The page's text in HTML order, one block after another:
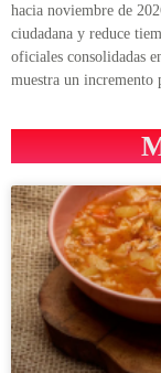
hacia noviembre de
ciudadana y reduce
oficiales consolidadas
muestra un incremento